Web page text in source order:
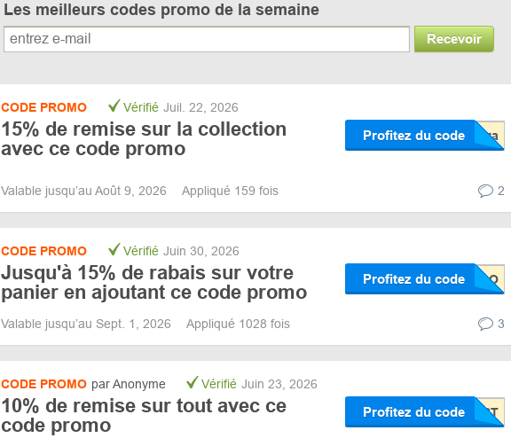
Les meilleurs codes promo de la semaine
Recevoir
CODE PROMO Vérifié Juil. 22, 2026
15% de remise sur la collection
avec ce code promo
Profitez du code
Valable jusqu’au Août 9, 2026 Appliqué 159 fois 2
CODE PROMO Vérifié Juin 30, 2026
Jusqu'à 15% de rabais sur votre
panier en ajoutant ce code promo
Profitez du code
Valable jusqu’au Sept. 1, 2026 Appliqué 1028 fois 3
CODE PROMO par Anonyme Vérifié Juin 23, 2026
10% de remise sur tout avec ce
code promo
Profitez du code